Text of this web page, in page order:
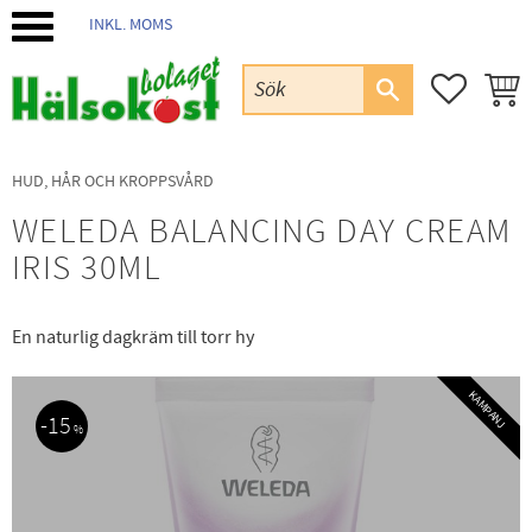
INKL. MOMS
HUD, HÅR OCH KROPPSVÅRD
WELEDA BALANCING DAY CREAM
IRIS 30ML
En naturlig dagkräm till torr hy
15 % KAMPANJ